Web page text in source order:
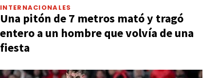
INTERNACIONALES
Una pitón de 7 metros mató y tragó
entero a un hombre que volvía de una
fiesta